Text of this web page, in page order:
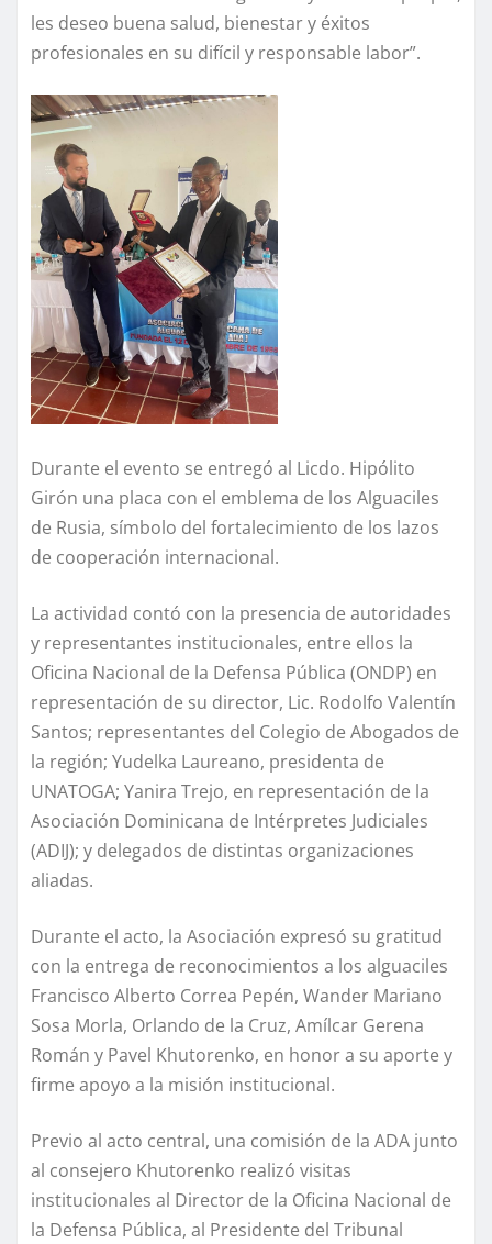
les deseo buena salud, bienestar y éxitos
profesionales en su difícil y responsable labor”.
Durante el evento se entregó al Licdo. Hipólito
Girón una placa con el emblema de los Alguaciles
de Rusia, símbolo del fortalecimiento de los lazos
de cooperación internacional.
La actividad contó con la presencia de autoridades
y representantes institucionales, entre ellos la
Oficina Nacional de la Defensa Pública (ONDP) en
representación de su director, Lic. Rodolfo Valentín
Santos; representantes del Colegio de Abogados de
la región; Yudelka Laureano, presidenta de
UNATOGA; Yanira Trejo, en representación de la
Asociación Dominicana de Intérpretes Judiciales
(ADIJ); y delegados de distintas organizaciones
aliadas.
Durante el acto, la Asociación expresó su gratitud
con la entrega de reconocimientos a los alguaciles
Francisco Alberto Correa Pepén, Wander Mariano
Sosa Morla, Orlando de la Cruz, Amílcar Gerena
Román y Pavel Khutorenko, en honor a su aporte y
firme apoyo a la misión institucional.
Previo al acto central, una comisión de la ADA junto
al consejero Khutorenko realizó visitas
institucionales al Director de la Oficina Nacional de
la Defensa Pública, al Presidente del Tribunal